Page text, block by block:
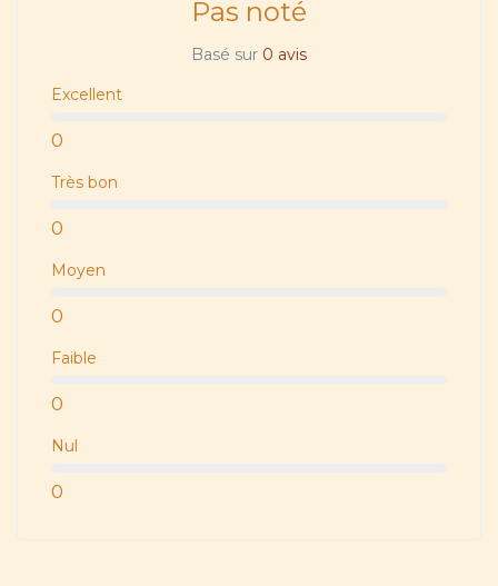
Pas noté
Basé sur 0 avis
Excellent
0
Très bon
0
Moyen
0
Faible
0
Nul
0